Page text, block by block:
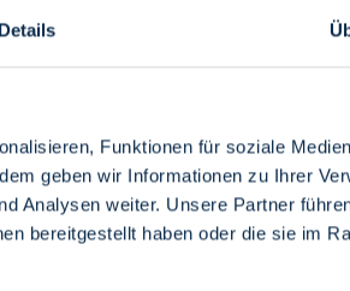
Details
Funktionen für soziale
geben wir Informationen zu Ihrer
Analysen weiter. Unsere Partner
bereitgestellt haben oder die sie im